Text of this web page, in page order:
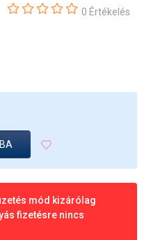
0 Értékelés
mód kizárólag
fizetésre nincs